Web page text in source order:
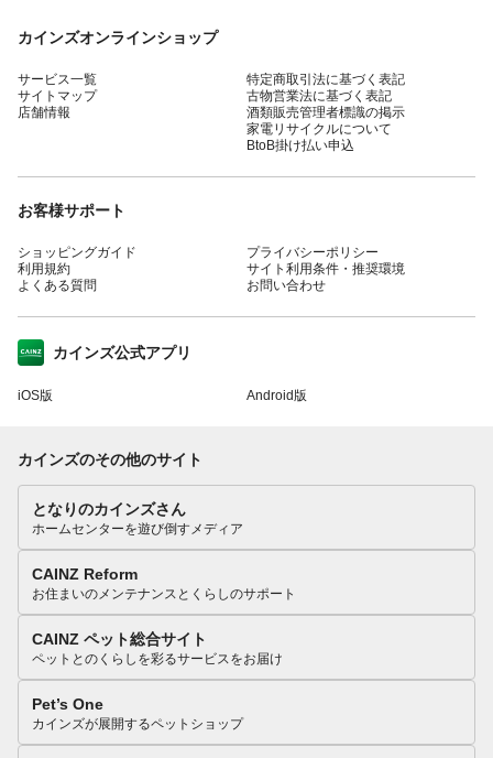
カインズオンラインショップ
サービス一覧
サイトマップ
店舗情報
特定商取引法に基づく表記
古物営業法に基づく表記
酒類販売管理者標識の掲示
家電リサイクルについて
BtoB掛け払い申込
お客様サポート
ショッピングガイド
利用規約
よくある質問
プライバシーポリシー
サイト利用条件・推奨環境
お問い合わせ
カインズ公式アプリ
iOS版 Android版
カインズのその他のサイト
となりのカインズさん
ホームセンターを遊び倒すメディア
CAINZ Reform
お住まいのメンテナンスとくらしのサポート
CAINZ ペット総合サイト
ペットとのくらしを彩るサービスをお届け
Pet’s One
カインズが展開するペットショップ